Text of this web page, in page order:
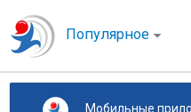
Популярное
Мобильные